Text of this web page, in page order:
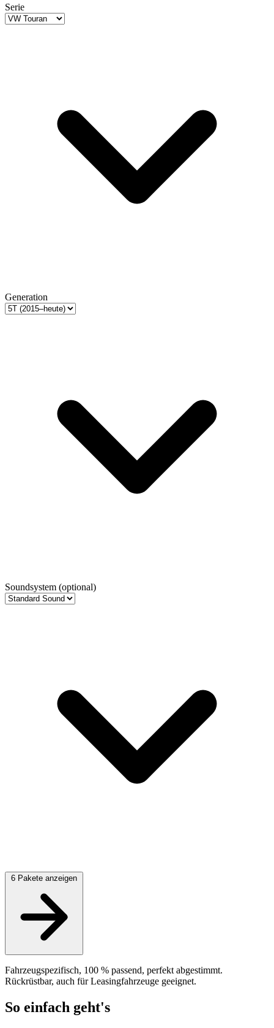
Serie
Generation
Soundsystem (optional)
6 Pakete anzeigen
Fahrzeugspezifisch, 100 % passend, perfekt abgestimmt.
Rückrüstbar, auch für Leasingfahrzeuge geeignet.
So einfach geht's